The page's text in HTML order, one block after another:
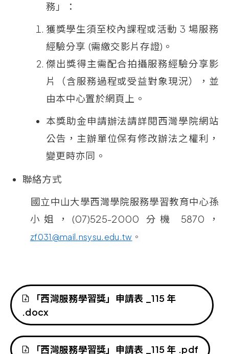
務」：
獲獎學生須至校內課程或活動 3 場服務
經驗分享 (需繳交影片存證) 。
傑出獎得主需配合拍攝服務經驗分享影
片（含服務過程或受益對象現況），並
由本中心置於網頁上。
本獎助金申請辦法請詳閱西灣學院網站
公告，主辦單位保有修改辦法之權利，
變更時亦同。
聯絡方式
國立中山大學西灣學院服務學習教育中心孫
小姐， (07)525-2000 分機 5870 ，
zf031@mail.nsysu.edu.tw 。
「西灣服務學習獎」申請表 _115 年
.docx
「西灣服務學習獎」申請表 _115 年 .pdf